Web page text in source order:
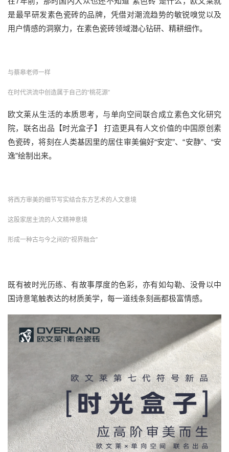
是最早研发素色瓷砖的品牌，凭借对潮流趋势的敏锐嗅觉以及
用户情感的洞察力，在素色瓷砖领域潜心钻研、精耕细作。
与蔡皋老师一样
在时代洪流中创造属于自己的“桃花源”
欧文莱从生活的本质思考，与单向空间联合成立素色文化研究
院，联名出品【时光盒子】 打造更具有人文价值的中国原创素
色瓷砖，将刻在人类基因里的居住审美偏好“安定”、“安静”、“安
逸”绘制出来。
将西方审美的细节写实结合东方艺术的人文意境
这股家居主流的人文精神意境
形成一种古与今之间的“视界融合”
既有被时光历练、有故事厚度的色彩，亦有如勾勒、没骨以中
国诗意笔触表达的材质美学，每一道线条刻画都极富情感。